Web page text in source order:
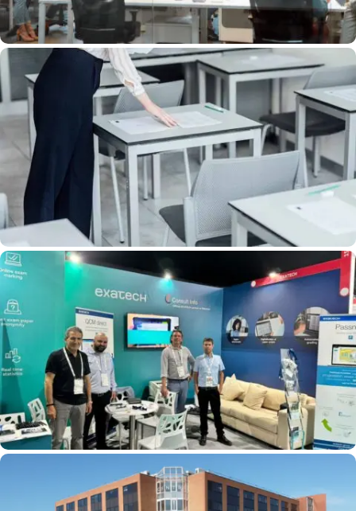
Surveillance Des Concours : Garantir L’égalité
Des Chances Avec EXATECH
International : EXATECH Participe Au GITEX
Et Développe Ses Services En Afrique